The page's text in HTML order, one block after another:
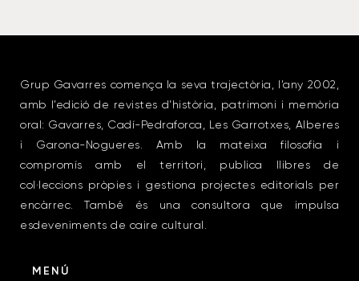
Grup Gavarres comença la seva trajectòria, l’any 2002,
amb l’edició de revistes d’història, patrimoni i memòria
oral: Gavarres, Cadí-Pedraforca, Les Garrotxes, Alberes
i Garona-Nogueres. Amb la mateixa filosofia i
compromís amb el territori, publica llibres de
col·leccions pròpies i gestiona projectes editorials per
encàrrec. També és una consultora que impulsa
esdeveniments de caire cultural.
MENÚ